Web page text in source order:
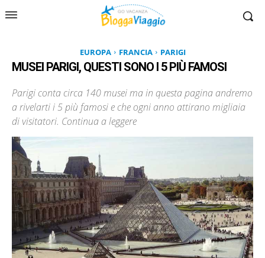
EUROPA FRANCIA PARIGI
MUSEI PARIGI, QUESTI SONO I 5 PIÙ FAMOSI
Parigi conta circa 140 musei ma in questa pagina andremo
a rivelarti i 5 più famosi e che ogni anno attirano migliaia
di visitatori. Continua a leggere